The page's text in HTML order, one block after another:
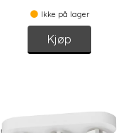
Ikke på lager
Kjøp